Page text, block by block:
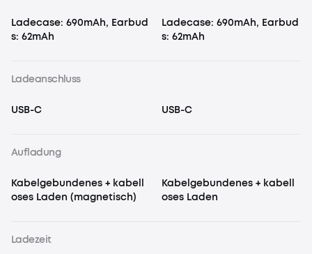
Ladecase: 690mAh, Earbud
s: 62mAh
Ladecase: 690mAh, Earbud
s: 62mAh
Ladeanschluss
USB-C USB-C
Aufladung
Kabelgebundenes + kabell
oses Laden (magnetisch)
Kabelgebundenes + kabell
oses Laden
Ladezeit